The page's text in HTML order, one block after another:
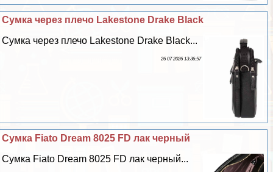
Сумка через плечо Lakestone Drake Black
Сумка через плечо Lakestone Drake Black...
26 07 2026 13:36:57
Сумка Fiato Dream 8025 FD лак черный
Сумка Fiato Dream 8025 FD лак черный...